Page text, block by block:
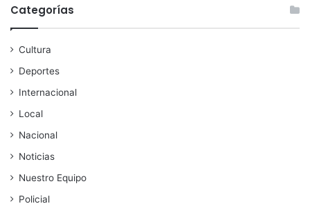
Categorías
Cultura
Deportes
Internacional
Local
Nacional
Noticias
Nuestro Equipo
Policial